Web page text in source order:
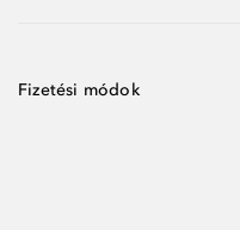
Fizetési módok